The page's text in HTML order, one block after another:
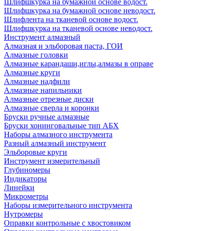
Шлифшкурка на бумажной основе водост.
Шлифшкурка на бумажной основе неводост.
Шлифлента на тканевой основе водост.
Шлифшкурка на тканевой основе неводост.
Инструмент алмазный
Алмазная и эльборовая паста, ГОИ
Алмазные головки
Алмазные карандаши,иглы,алмазы в оправе
Алмазные круги
Алмазные надфили
Алмазные напильники
Алмазные отрезные диски
Алмазные сверла и коронки
Бруски ручные алмазные
Бруски хонинговальные тип АБХ
Наборы алмазного инструмента
Разный алмазный инструмент
Эльборовые круги
Инструмент измерительный
Глубиномеры
Индикаторы
Линейки
Микрометры
Наборы измерительного инструмента
Нутромеры
Оправки контрольные с хвостовиком